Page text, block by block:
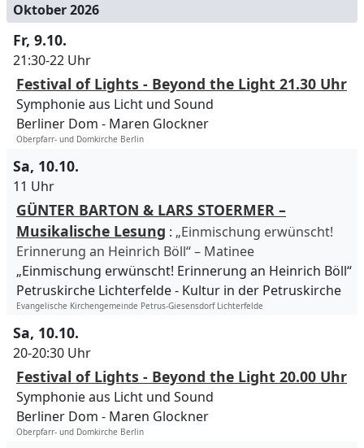
Oktober 2026
Fr, 9.10.
21:30-22 Uhr
Festival of Lights - Beyond the Light 21.30 Uhr
Symphonie aus Licht und Sound
Berliner Dom
Maren Glockner
Oberpfarr- und Domkirche Berlin
Sa, 10.10.
11 Uhr
GÜNTER BARTON & LARS STOERMER –
Musikalische Lesung : „Einmischung erwünscht!
Erinnerung an Heinrich Böll“ – Matinee
„Einmischung erwünscht! Erinnerung an Heinrich Böll“
Petruskirche Lichterfelde
Kultur in der Petruskirche
Evangelische Kirchengemeinde Petrus-Giesensdorf Lichterfelde
Sa, 10.10.
20-20:30 Uhr
Festival of Lights - Beyond the Light 20.00 Uhr
Symphonie aus Licht und Sound
Berliner Dom
Maren Glockner
Oberpfarr- und Domkirche Berlin